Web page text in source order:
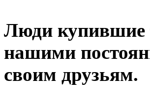
Люди купившие
нашими
своим друзьям.